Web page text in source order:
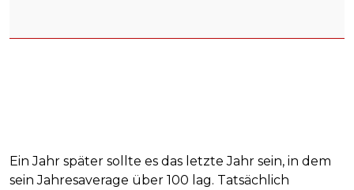
Ein Jahr später sollte es das letzte Jahr sein, in dem
sein Jahresaverage über 100 lag. Tatsächlich